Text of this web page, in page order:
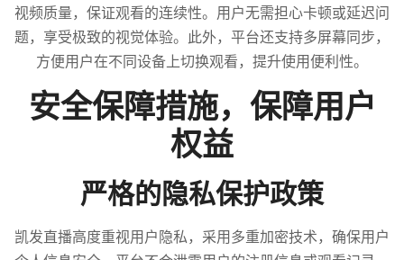
视频质量，保证观看的连续性。用户无需担心卡顿或延迟问
题，享受极致的视觉体验。此外，平台还支持多屏幕同步，
方便用户在不同设备上切换观看，提升使用便利性。
安全保障措施，保障用户
权益
严格的隐私保护政策
凯发直播高度重视用户隐私，采用多重加密技术，确保用户